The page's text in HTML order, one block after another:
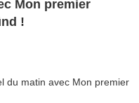
Mon premier
!